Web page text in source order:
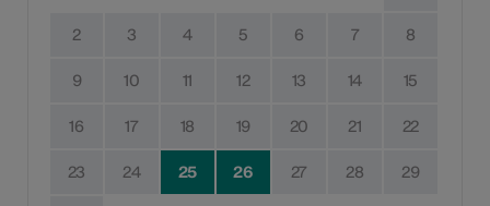
2 3 4 5 6 7 8
9 10 11 12 13 14 15
16 17 18 19 20 21 22
23 24 25 26 27 28 29